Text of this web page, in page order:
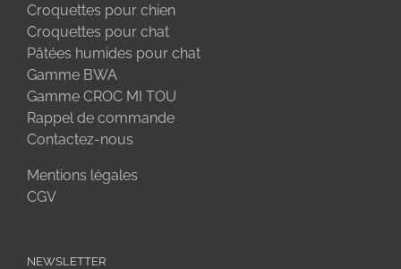
Croquettes pour chien
Croquettes pour chat
Pâtées humides pour chat
Gamme BWA
Gamme CROC MI TOU
Rappel de commande
Contactez-nous
Mentions légales
CGV
NEWSLETTER